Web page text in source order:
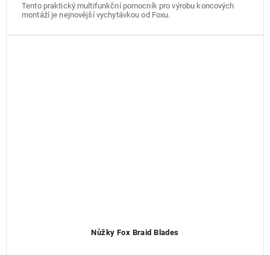
Tento praktický multifunkční pomocník pro výrobu koncových
montáží je nejnovější vychytávkou od Foxu.
Nůžky Fox Braid Blades